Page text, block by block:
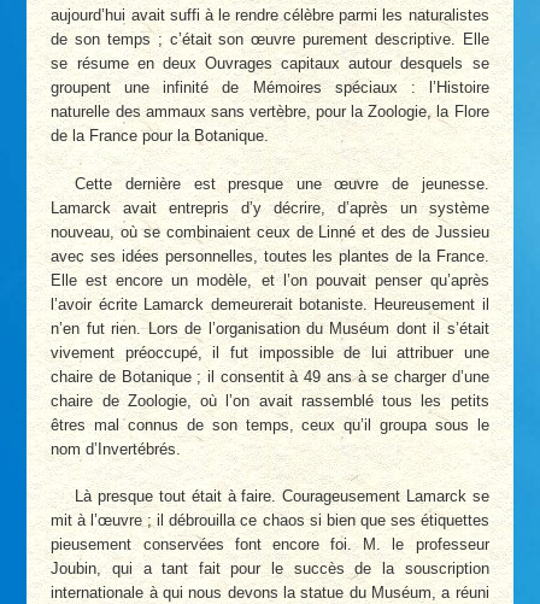
aujourd’hui avait suffi à le rendre célèbre parmi les naturalistes
de son temps ; c’était son œuvre purement descriptive. Elle
se résume en deux Ouvrages capitaux autour desquels se
groupent une infinité de Mémoires spéciaux : l’Histoire
naturelle des ammaux sans vertèbre, pour la Zoologie, la Flore
de la France pour la Botanique.
Cette dernière est presque une œuvre de jeunesse.
Lamarck avait entrepris d’y décrire, d’après un système
nouveau, où se combinaient ceux de Linné et des de Jussieu
avec ses idées personnelles, toutes les plantes de la France.
Elle est encore un modèle, et l’on pouvait penser qu’après
l’avoir écrite Lamarck demeurerait botaniste. Heureusement il
n’en fut rien. Lors de l’organisation du Muséum dont il s’était
vivement préoccupé, il fut impossible de lui attribuer une
chaire de Botanique ; il consentit à 49 ans à se charger d’une
chaire de Zoologie, où l’on avait rassemblé tous les petits
êtres mal connus de son temps, ceux qu’il groupa sous le
nom d’Invertébrés.
Là presque tout était à faire. Courageusement Lamarck se
mit à l’œuvre ; il débrouilla ce chaos si bien que ses étiquettes
pieusement conservées font encore foi. M. le professeur
Joubin, qui a tant fait pour le succès de la souscription
internationale à qui nous devons la statue du Muséum, a réuni